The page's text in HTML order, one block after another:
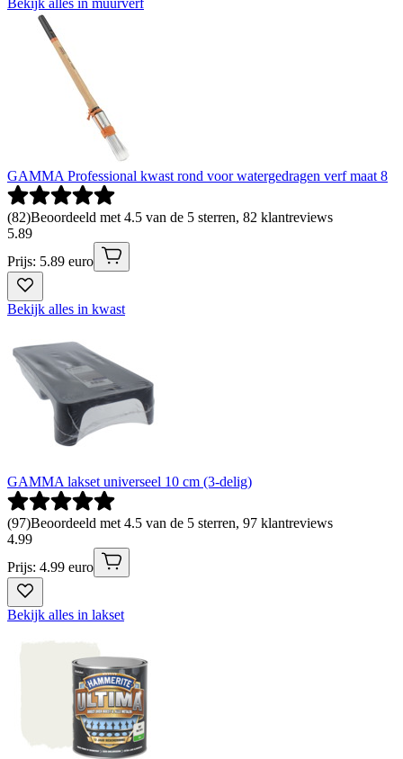
Bekijk alles in muurverf
GAMMA Professional kwast rond voor watergedragen verf maat 8
(82)Beoordeeld met 4.5 van de 5 sterren, 82 klantreviews
5.89
Prijs: 5.89 euro
Bekijk alles in kwast
GAMMA lakset universeel 10 cm (3-delig)
(97)Beoordeeld met 4.5 van de 5 sterren, 97 klantreviews
4.99
Prijs: 4.99 euro
Bekijk alles in lakset